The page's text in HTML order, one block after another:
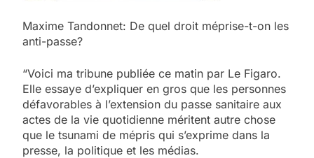
Maxime Tandonnet: De quel droit méprise-t-on les
anti-passe?
“Voici ma tribune publiée ce matin par Le Figaro.
Elle essaye d’expliquer en gros que les personnes
défavorables à l’extension du passe sanitaire aux
actes de la vie quotidienne méritent autre chose
que le tsunami de mépris qui s’exprime dans la
presse, la politique et les médias.